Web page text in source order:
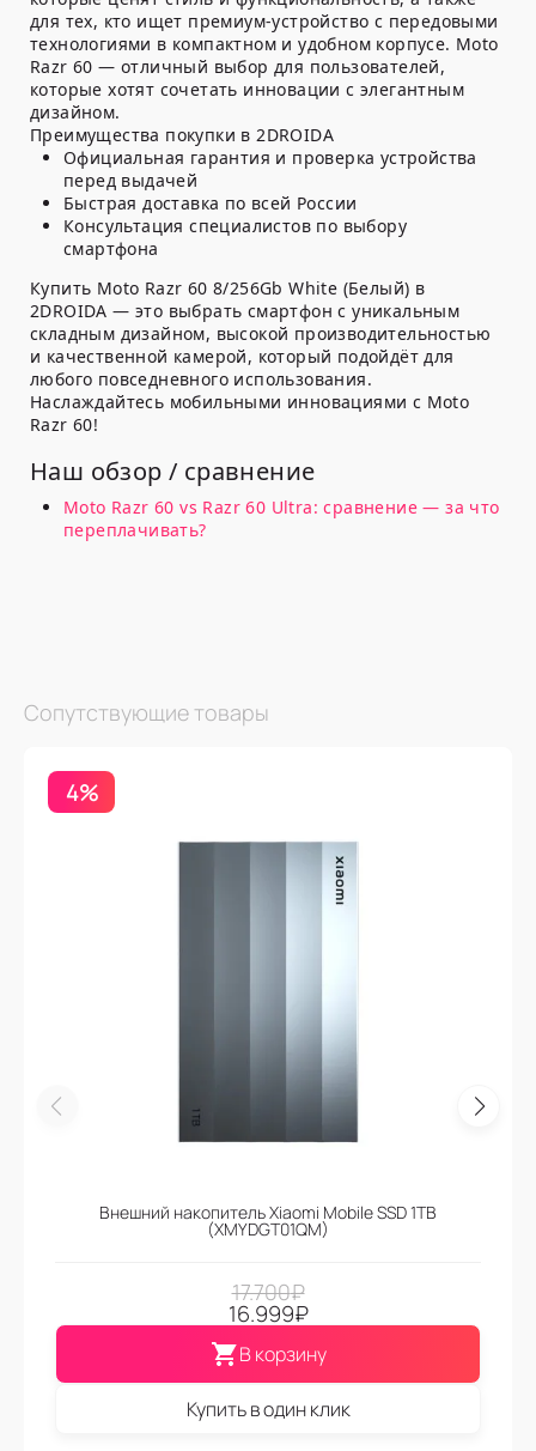
для тех, кто ищет премиум-устройство с передовыми
технологиями в компактном и удобном корпусе. Moto
Razr 60 — отличный выбор для пользователей,
которые хотят сочетать инновации с элегантным
дизайном.
Преимущества покупки в 2DROIDA
Официальная гарантия и проверка устройства
перед выдачей
Быстрая доставка по всей России
Консультация специалистов по выбору
смартфона
Купить Moto Razr 60 8/256Gb White (Белый) в
2DROIDA — это выбрать смартфон с уникальным
складным дизайном, высокой производительностью
и качественной камерой, который подойдёт для
любого повседневного использования.
Наслаждайтесь мобильными инновациями с Moto
Razr 60!
Наш обзор / сравнение
Moto Razr 60 vs Razr 60 Ultra: сравнение — за что
переплачивать?
Сопутствующие товары
4%
Внешний накопитель Xiaomi Mobile SSD 1TB
(XMYDGT01QM)
17.700₽
16.999₽
В корзину
Купить в один клик